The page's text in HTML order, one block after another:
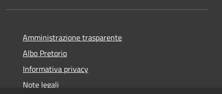
Amministrazione trasparente
Albo Pretorio
Informativa privacy
Note legali